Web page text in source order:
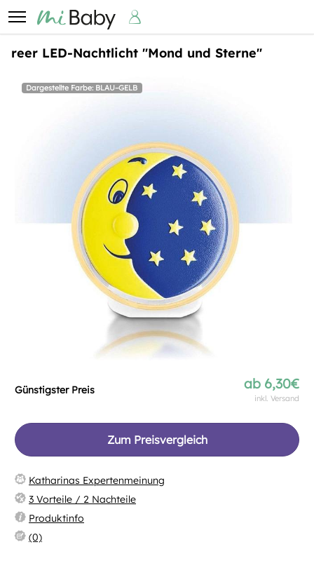
reer LED-Nachtlicht "Mond und Sterne"
Dargestellte Farbe: BLAU–GELB
Günstigster Preis ab 6,30€
inkl. Versand
Zum Preisvergleich
Katharinas Expertenmeinung
3 Vorteile / 2 Nachteile
Produktinfo
(0)